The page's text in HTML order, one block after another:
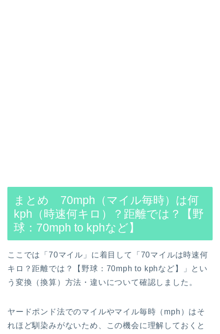
まとめ 70mph（マイル毎時）は何
kph（時速何キロ）？距離では？【野
球：70mph to kphなど】
ここでは「70マイル」に着目して「70マイルは時速何
キロ？距離では？【野球：70mph to kphなど】」とい
う変換（換算）方法・違いについて確認しました。
ヤードポンド法でのマイルやマイル毎時（mph）はそ
れほど馴染みがないため、この機会に理解しておくと